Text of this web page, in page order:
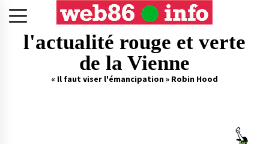
l'actualité rouge et verte
de la Vienne
« Il faut viser l'émancipation » Robin Hood